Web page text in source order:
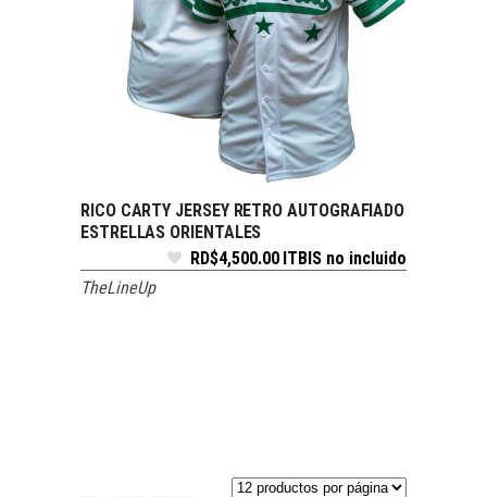
SELECCIONAR OPCIONES
RICO CARTY JERSEY RETRO AUTOGRAFIADO
ESTRELLAS ORIENTALES
RD$4,500.00 ITBIS no incluido
TheLineUp